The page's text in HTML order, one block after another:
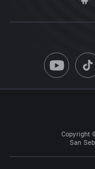
Copyright
San